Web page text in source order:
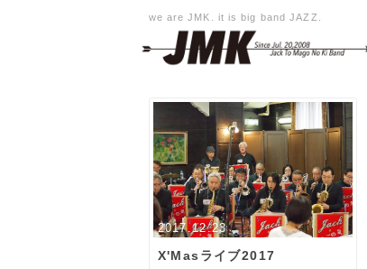
we are JMK. it is big band JAZZ.
2017.12.23
X'Masライブ2017